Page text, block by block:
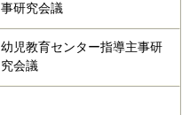
事研究会議
幼児教育センター指導主事研
究会議